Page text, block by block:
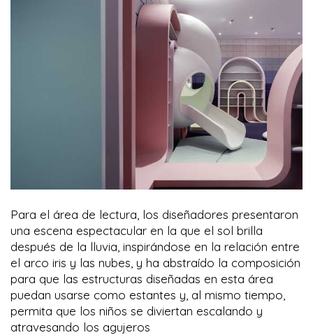
Para el área de lectura, los diseñadores presentaron
una escena espectacular en la que el sol brilla
después de la lluvia, inspirándose en la relación entre
el arco iris y las nubes, y ha abstraído la composición
para que las estructuras diseñadas en esta área
puedan usarse como estantes y, al mismo tiempo,
permita que los niños se diviertan escalando y
atravesando los agujeros